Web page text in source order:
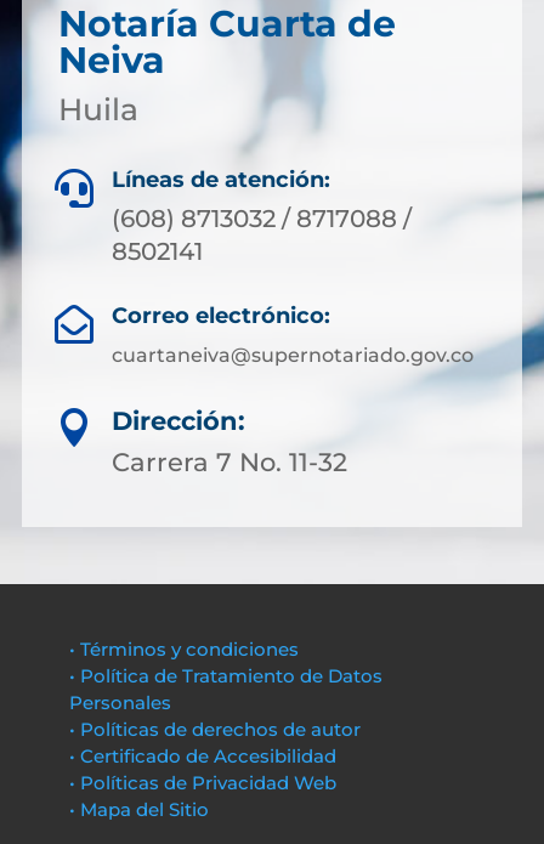
Notaría Cuarta de
Neiva
Huila
 Líneas de atención:
(608) 8713032 / 8717088 /
8502141
 Correo electrónico:
cuartaneiva@supernotariado.gov.co

Dirección:
Carrera 7 No. 11-32
• Términos y condiciones
• Política de Tratamiento de Datos
Personales
• Políticas de derechos de autor
• Certificado de Accesibilidad
• Políticas de Privacidad Web
• Mapa del Sitio